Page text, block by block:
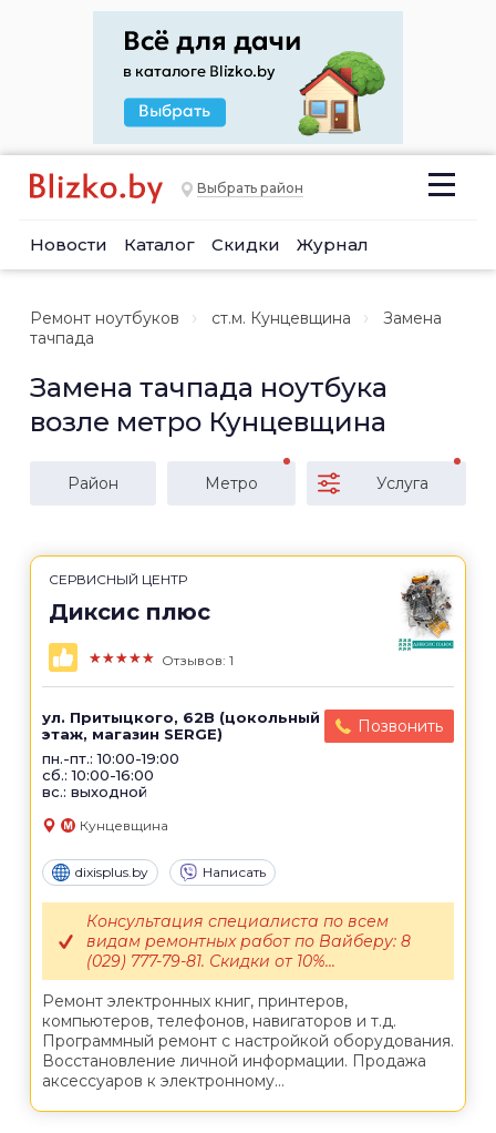
Выбрать район
Новости Каталог Скидки Журнал
Ремонт ноутбуков ст.м. Кунцевщина
Замена
тачпада
Замена тачпада ноутбука
возле метро Кунцевщина
Район Метро Услуга
СЕРВИСНЫЙ ЦЕНТР
Диксис плюс
★★★★★ Отзывов: 1
ул. Притыцкого, 62B (цокольный
этаж, магазин SERGE)
пн.-пт.: 10:00-19:00
сб.: 10:00-16:00
вс.: выходной
Позвонить
Кунцевщина
dixisplus.by Написать
Ремонт электронных книг, принтеров,
компьютеров, телефонов, навигаторов и т.д.
Программный ремонт с настройкой оборудования.
Восстановление личной информации. Продажа
аксессуаров к электронному...
Консультация специалиста по всем
видам ремонтных работ по Вайберу: 8
(029) 777-79-81. Скидки от 10%...